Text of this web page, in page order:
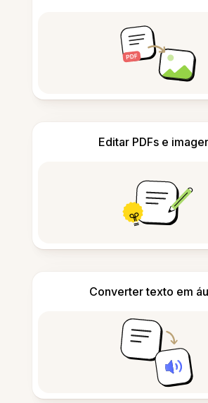
Editar PDFs e
Converter texto em